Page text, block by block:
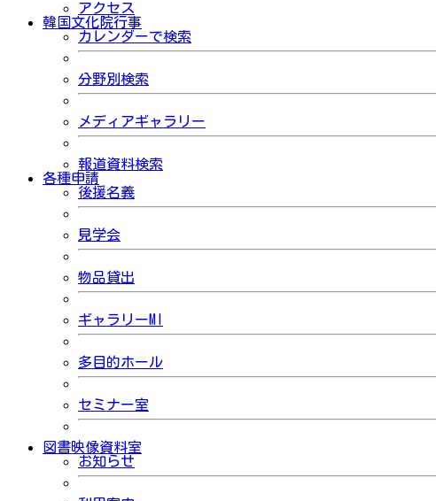
アクセス
韓国文化院行事
カレンダーで検索
分野別検索
メディアギャラリー
報道資料検索
各種申請
後援名義
見学会
物品貸出
ギャラリーMI
多目的ホール
セミナー室
図書映像資料室
お知らせ